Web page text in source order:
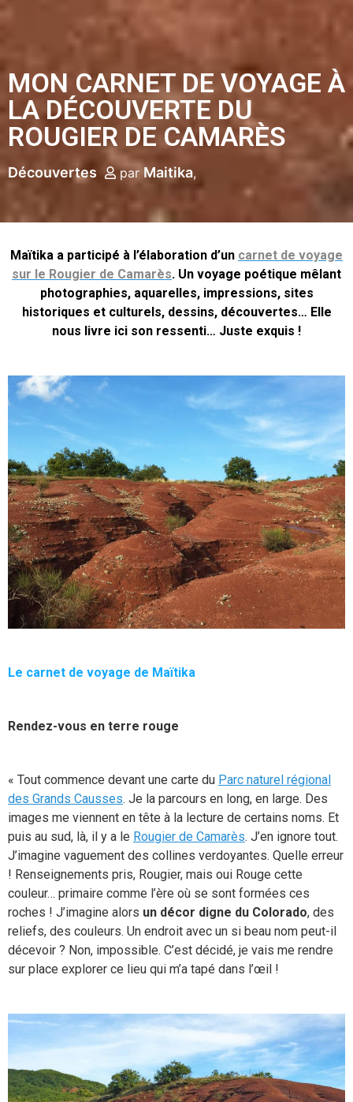
MON CARNET DE VOYAGE À
LA DÉCOUVERTE DU
ROUGIER DE CAMARÈS
Découvertes par Maitika
Maïtika a participé à l’élaboration d’un carnet de voyage
sur le Rougier de Camarès. Un voyage poétique mêlant
photographies, aquarelles, impressions, sites
historiques et culturels, dessins, découvertes… Elle
nous livre ici son ressenti… Juste exquis !
Le carnet de voyage de Maïtika
Rendez-vous en terre rouge
« Tout commence devant une carte du Parc naturel régional
des Grands Causses. Je la parcours en long, en large. Des
images me viennent en tête à la lecture de certains noms. Et
puis au sud, là, il y a le Rougier de Camarès. J’en ignore tout.
J’imagine vaguement des collines verdoyantes. Quelle erreur
! Renseignements pris, Rougier, mais oui Rouge cette
couleur… primaire comme l’ère où se sont formées ces
roches ! J’imagine alors un décor digne du Colorado, des
reliefs, des couleurs. Un endroit avec un si beau nom peut-il
décevoir ? Non, impossible. C’est décidé, je vais me rendre
sur place explorer ce lieu qui m’a tapé dans l’œil !